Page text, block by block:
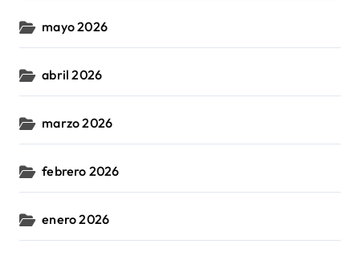
mayo 2026
abril 2026
marzo 2026
febrero 2026
enero 2026